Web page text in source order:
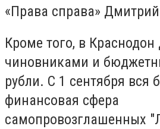
«Права справа»
Кроме того, в Краснодон
чиновниками и
рубли. С 1 сентября вся
финансовая сфера
самопровозглашенных